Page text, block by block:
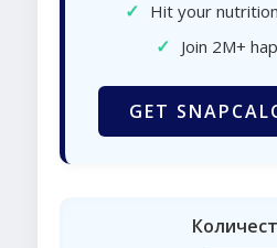
✓ Hit your
✓ Join 2M+
GET